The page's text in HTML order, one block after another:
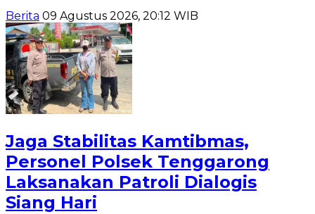
Berita 09 Agustus 2026, 20:12 WIB
Jaga Stabilitas Kamtibmas,
Personel Polsek Tenggarong
Laksanakan Patroli Dialogis
Siang Hari